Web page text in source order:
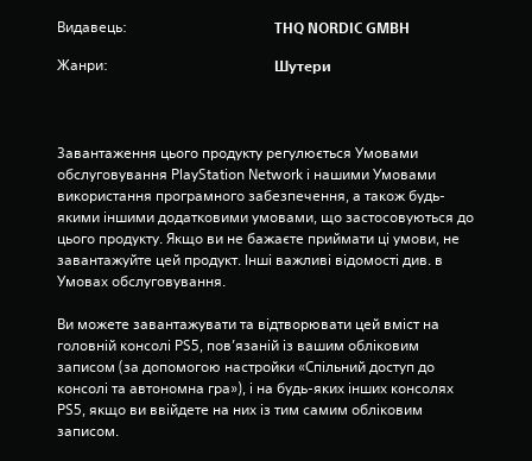
р
о
к
н
а
о
Видавець: THQ NORDIC GMBH
Жанри: Шутери
Завантаження цього продукту регулюється Умовами
обслуговування PlayStation Network і нашими Умовами
використання програмного забезпечення, а також будь-
якими іншими додатковими умовами, що застосовуються до
цього продукту. Якщо ви не бажаєте приймати ці умови, не
завантажуйте цей продукт. Інші важливі відомості див. в
Умовах обслуговування.
Ви можете завантажувати та відтворювати цей вміст на
головній консолі PS5, пов’язаній із вашим обліковим
записом (за допомогою настройки «Спільний доступ до
консолі та автономна гра»), і на будь-яких інших консолях
PS5, якщо ви ввійдете на них із тим самим обліковим
записом.